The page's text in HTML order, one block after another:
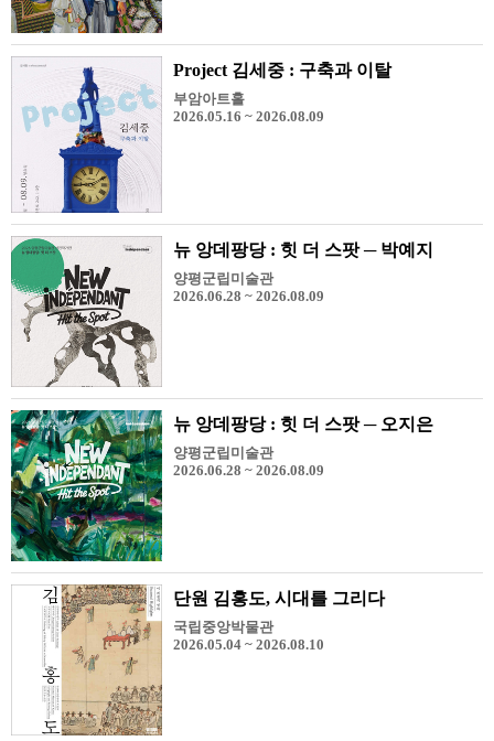
Project 김세중 : 구축과 이탈
부암아트홀
2026.05.16 ~ 2026.08.09
뉴 앙데팡당 : 힛 더 스팟 ─ 박예지
양평군립미술관
2026.06.28 ~ 2026.08.09
뉴 앙데팡당 : 힛 더 스팟 ─ 오지은
양평군립미술관
2026.06.28 ~ 2026.08.09
단원 김홍도, 시대를 그리다
국립중앙박물관
2026.05.04 ~ 2026.08.10